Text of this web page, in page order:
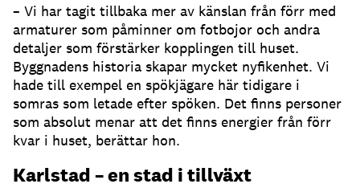
– Vi har tagit tillbaka mer av känslan från förr med
armaturer som påminner om fotbojor och andra
detaljer som förstärker kopplingen till huset.
Byggnadens historia skapar mycket nyfikenhet. Vi
hade till exempel en spökjägare här tidigare i
somras som letade efter spöken. Det finns personer
som absolut menar att det finns energier från förr
kvar i huset, berättar hon.
Karlstad – en stad i tillväxt